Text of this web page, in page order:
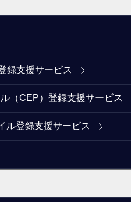
録支援サービス
（CEP）登録支援サービス
ル登録支援サービス